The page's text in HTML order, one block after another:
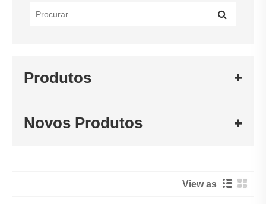
Produtos
Novos Produtos
View as